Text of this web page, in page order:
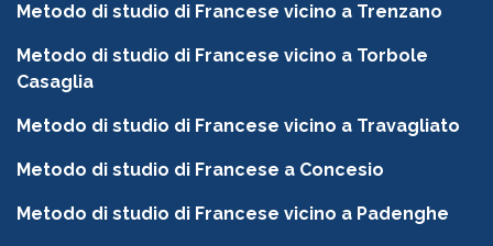
Metodo di studio di Francese vicino a Trenzano
Metodo di studio di Francese vicino a Torbole
Casaglia
Metodo di studio di Francese vicino a Travagliato
Metodo di studio di Francese a Concesio
Metodo di studio di Francese vicino a Padenghe